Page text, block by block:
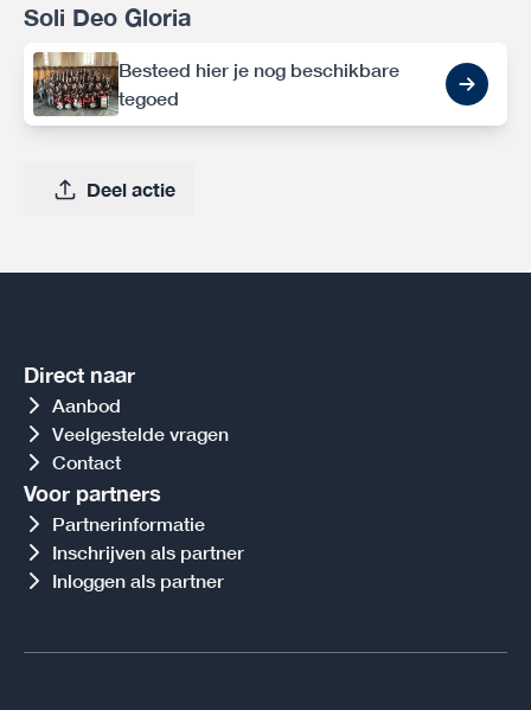
Soli Deo Gloria
Besteed hier je nog beschikbare
tegoed
Deel actie
Direct naar
Aanbod
Veelgestelde vragen
Contact
Voor partners
Partnerinformatie
Inschrijven als partner
Inloggen als partner